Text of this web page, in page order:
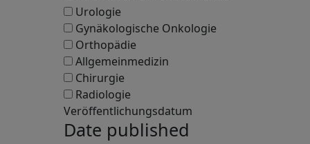
Urologie
Gynäkologische Onkologie
Orthopädie
Allgemeinmedizin
Chirurgie
Radiologie
Veröffentlichungsdatum
Date published